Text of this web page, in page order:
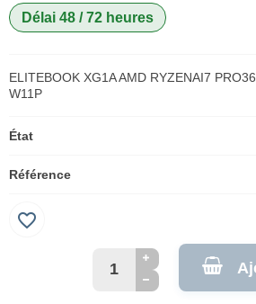
Délai 48 / 72 heures
ELITEBOOK XG1A AMD RYZENAI7
W11P
État
Référence
favorite_border